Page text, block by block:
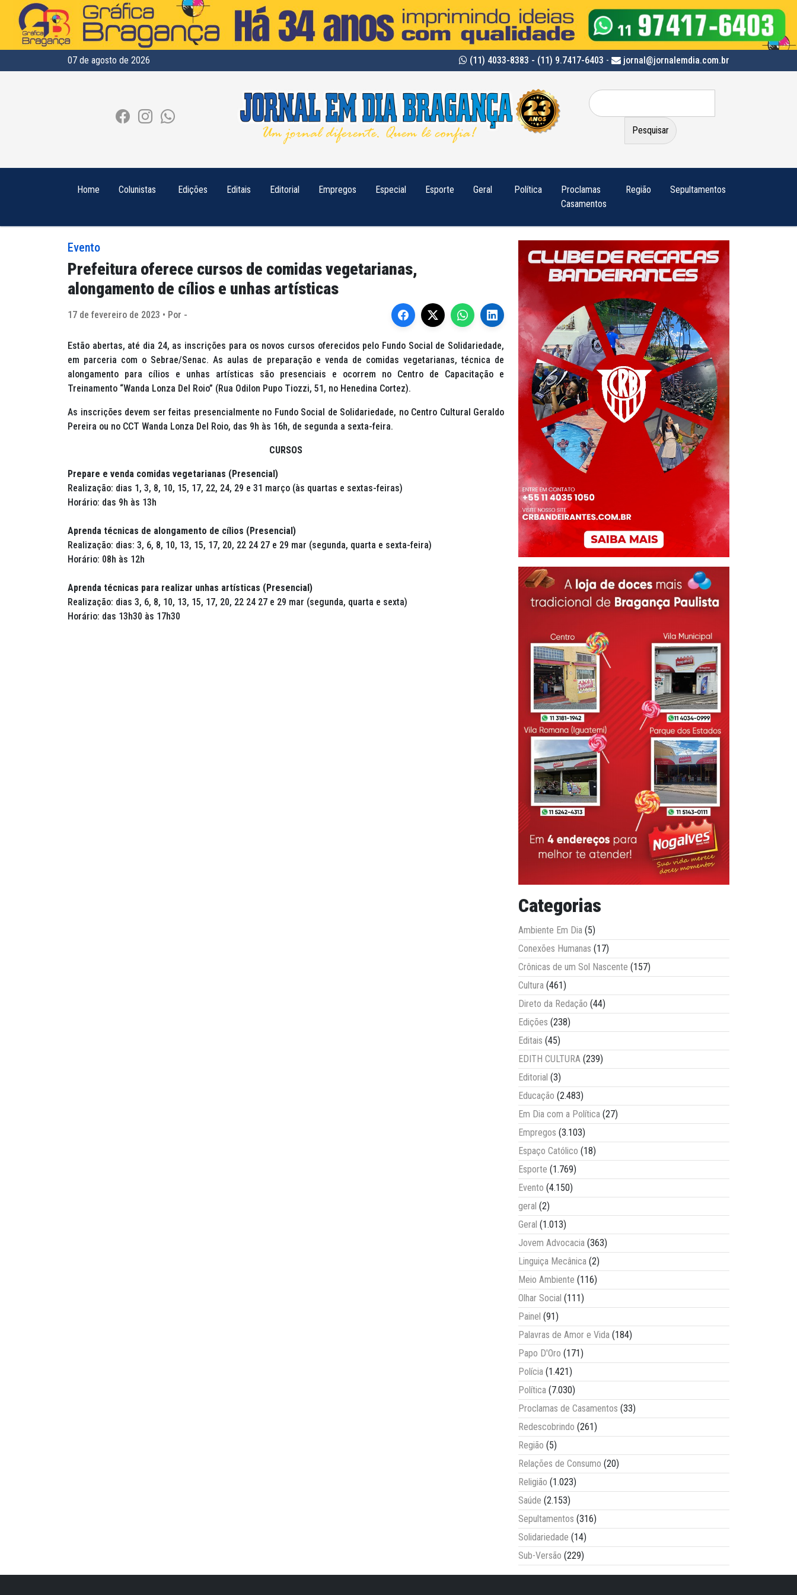
07 de agosto de 2026 (11) 4033-8383 - (11) 9.7417-6403 - jornal@jornalemdia.com.br
Pesquisar
por:
Home Colunistas Edições Editais Editorial Empregos Especial Esporte Geral Política
Proclamas
Casamentos
Região Sepultamentos
Evento
Prefeitura oferece cursos de comidas vegetarianas,
alongamento de cílios e unhas artísticas
17 de fevereiro de 2023 • Por -
Estão abertas, até dia 24, as inscrições para os novos cursos oferecidos pelo Fundo Social de Solidariedade,
em parceria com o Sebrae/Senac. As aulas de preparação e venda de comidas vegetarianas, técnica de
alongamento para cílios e unhas artísticas são presenciais e ocorrem no Centro de Capacitação e
Treinamento “Wanda Lonza Del Roio” (Rua Odilon Pupo Tiozzi, 51, no Henedina Cortez).
As inscrições devem ser feitas presencialmente no Fundo Social de Solidariedade, no Centro Cultural Geraldo
Pereira ou no CCT Wanda Lonza Del Roio, das 9h às 16h, de segunda a sexta-feira.
CURSOS
Prepare e venda comidas vegetarianas (Presencial)
Realização: dias 1, 3, 8, 10, 15, 17, 22, 24, 29 e 31 março (às quartas e sextas-feiras)
Horário: das 9h às 13h
Aprenda técnicas de alongamento de cílios (Presencial)
Realização: dias: 3, 6, 8, 10, 13, 15, 17, 20, 22 24 27 e 29 mar (segunda, quarta e sexta-feira)
Horário: 08h às 12h
Aprenda técnicas para realizar unhas artísticas (Presencial)
Realização: dias 3, 6, 8, 10, 13, 15, 17, 20, 22 24 27 e 29 mar (segunda, quarta e sexta)
Horário: das 13h30 às 17h30
Categorias
Ambiente Em Dia (5)
Conexões Humanas (17)
Crônicas de um Sol Nascente (157)
Cultura (461)
Direto da Redação (44)
Edições (238)
Editais (45)
EDITH CULTURA (239)
Editorial (3)
Educação (2.483)
Em Dia com a Política (27)
Empregos (3.103)
Espaço Católico (18)
Esporte (1.769)
Evento (4.150)
geral (2)
Geral (1.013)
Jovem Advocacia (363)
Linguiça Mecânica (2)
Meio Ambiente (116)
Olhar Social (111)
Painel (91)
Palavras de Amor e Vida (184)
Papo D'Oro (171)
Polícia (1.421)
Política (7.030)
Proclamas de Casamentos (33)
Redescobrindo (261)
Região (5)
Relações de Consumo (20)
Religião (1.023)
Saúde (2.153)
Sepultamentos (316)
Solidariedade (14)
Sub-Versão (229)